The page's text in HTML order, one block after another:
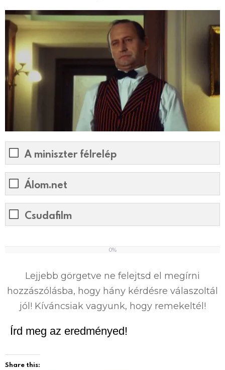
A miniszter félrelép
Álom.net
Csudafilm
0%
Lejjebb görgetve ne felejtsd el megírni
hozzászólásba, hogy hány kérdésre válaszoltál
jól! Kíváncsiak vagyunk, hogy remekeltél!
Írd meg az eredményed!
Share this: